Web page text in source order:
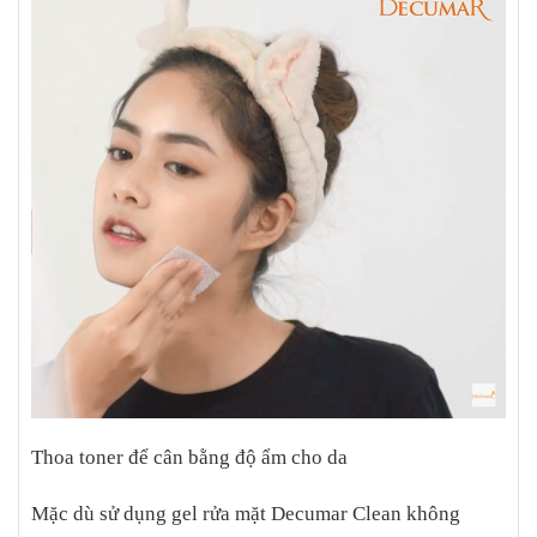
ngoài việc sử dụng đúng cách, bạn cần lưu ý: Bảo vệ da dưới tác
động xấu của môi trường như nắng, gió, bụi bẩn… Đảm bảo vật
dụng cá nhân như khẩu trang, chăn, gối, đệm sạch sẽ Bổ sung
dưỡng chất cho da từ các loại mặt nạ thiên nhiên. Có một chế độ
ăn trị mụn hợp lý, bổ sung kẽm, chất chống oxy hóa và hạn chế
chất kích thích, đồ ngọt, đồ cay… Uống đủ 2 – 3 lít nước mỗi
chọn một một thể thao yêu thích, tập luyện thường xuyên để rèn
luyện sức khỏe. Hy vọng với hướng dẫn cách sử dụng Decumar
New hiệu quả trên đây, bạn sẽ tận dụng sản phẩm tốt nhất. Chúc
bạn sớm lấy lại làn da khỏe mạnh, sạch mụn và rạng rỡ!
Thoa toner để cân bằng độ ẩm cho da
Mặc dù sử dụng gel rửa mặt Decumar Clean không